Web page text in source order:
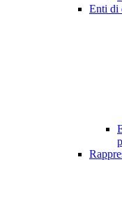
Enti di